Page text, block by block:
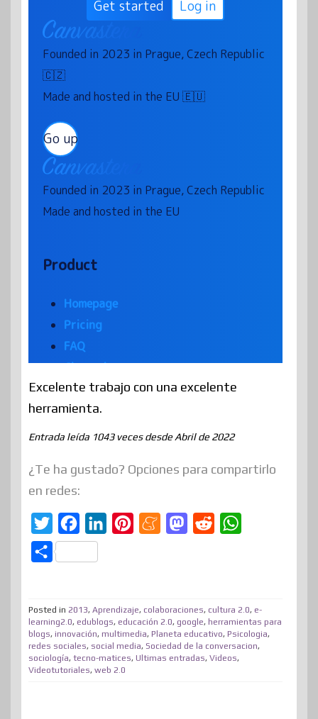
Excelente trabajo con una excelente
herramienta.
Entrada leída 1043 veces desde Abril de 2022
¿Te ha gustado? Opciones para compartirlo
en redes:
w
t
e
r
a
c
b
o
o
k
e
d
I
n
e
r
e
M
a
m
e
M
o
d
o
i
t
s
A
p
C
p
a
r
Posted in 2013, Aprendizaje, colaboraciones, cultura 2.0, e-
learning2.0, edublogs, educación 2.0, google, herramientas para
blogs, innovación, multimedia, Planeta educativo, Psicologia,
redes sociales, social media, Sociedad de la conversacion,
sociología, tecno-matices, Ultimas entradas, Videos,
Videotutoriales, web 2.0